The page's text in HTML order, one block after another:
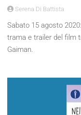
Serena Di Battista
Sabato 15 agosto
trama e trailer del film
Gaiman.